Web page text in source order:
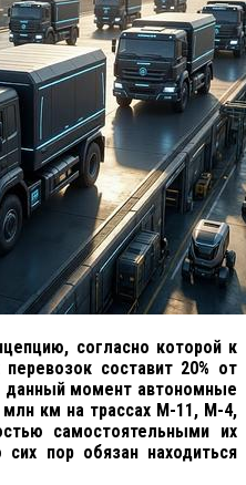
согласно которой к
составит 20% от
данный момент автономные
км на трассах М-11, М-4,
самостоятельными их
пор обязан находиться